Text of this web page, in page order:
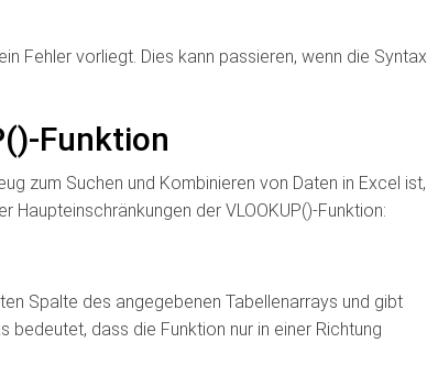
Fehler vorliegt. Dies kann passieren, wenn die Syntax
Funktion
zum Suchen und Kombinieren von Daten in Excel ist,
Haupteinschränkungen der VLOOKUP()-Funktion:
Spalte des angegebenen Tabellenarrays und gibt
dass die Funktion nur in einer Richtung